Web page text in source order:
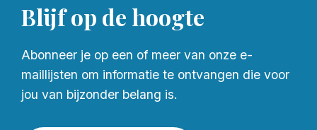
Blijf op de hoogte
Abonneer je op een of meer van onze e-
maillijsten om informatie te ontvangen die voor
jou van bijzonder belang is.